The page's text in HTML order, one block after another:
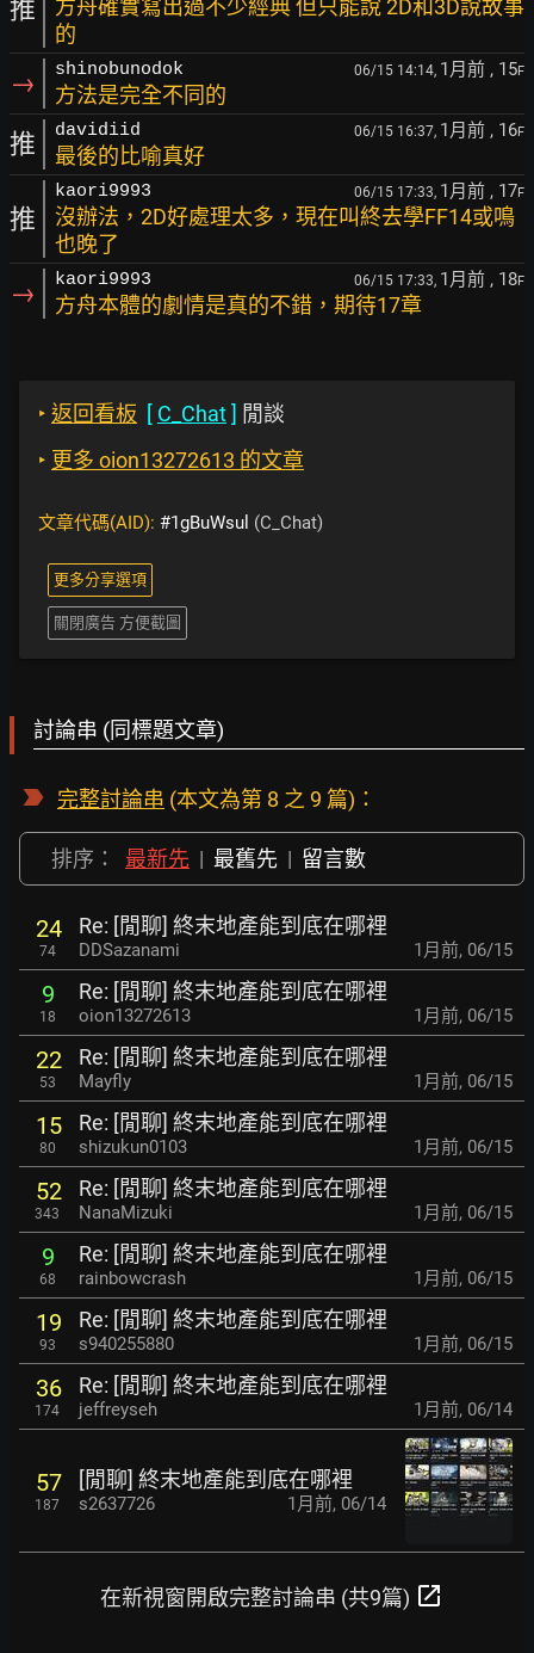
推
方舟確實寫出過不少經典 但只能說 2D和3D說故事
的
→ shinobunodok 06/15 14:14, 1月前 , 15F
方法是完全不同的
推 davidiid 06/15 16:37, 1月前 , 16F
最後的比喻真好
推
kaori9993 06/15 17:33, 1月前 , 17F
沒辦法，2D好處理太多，現在叫終去學FF14或鳴
也晚了
→ kaori9993 06/15 17:33, 1月前 , 18F
方舟本體的劇情是真的不錯，期待17章
‣ 返回看板 [ C_Chat] 閒談
‣ 更多 oion13272613 的文章
文章代碼(AID): #1gBuWsul (C_Chat)
更多分享選項
關閉廣告 方便截圖
討論串 (同標題文章)
完整討論串 (本文為第 8 之 9 篇)：
排序： 最新先 | 最舊先 | 留言數
24
74
Re: [閒聊] 終末地產能到底在哪裡
DDSazanami 1月前, 06/15
9
18
Re: [閒聊] 終末地產能到底在哪裡
oion13272613 1月前, 06/15
22
53
Re: [閒聊] 終末地產能到底在哪裡
Mayfly 1月前, 06/15
15
80
Re: [閒聊] 終末地產能到底在哪裡
shizukun0103 1月前, 06/15
52
343
Re: [閒聊] 終末地產能到底在哪裡
NanaMizuki 1月前, 06/15
9
68
Re: [閒聊] 終末地產能到底在哪裡
rainbowcrash 1月前, 06/15
19
93
Re: [閒聊] 終末地產能到底在哪裡
s940255880 1月前, 06/15
36
174
Re: [閒聊] 終末地產能到底在哪裡
jeffreyseh 1月前, 06/14
57
187
[閒聊] 終末地產能到底在哪裡
s2637726 1月前, 06/14
在新視窗開啟完整討論串 (共9篇) open_in_new